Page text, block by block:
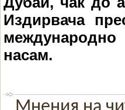
Издирвача
насам.